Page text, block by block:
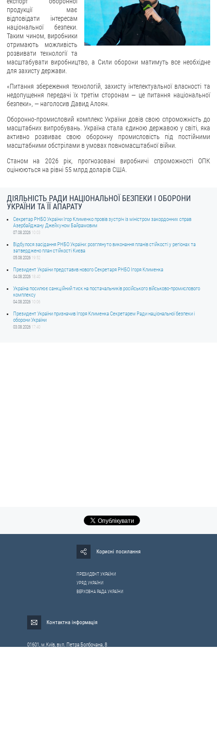
Публічні закупівлі
Внутрішній аудит
ДЕРЖАВНИЙ РЕЄСТР САНКЦІЙ
продукції має
відповідати інтересам
національної безпеки.
Таким чином, виробники
отримають можливість
розвивати технології та
масштабувати виробництво, а Сили оборони матимуть все необхідне
для захисту держави.
«Питання збереження технологій, захисту інтелектуальної власності та
недопущення передачі їх третім сторонам — це питання національної
безпеки», — наголосив Давид Алоян.
Оборонно-промисловий комплекс України довів свою спроможність до
масштабних випробувань. Україна стала єдиною державою у світі, яка
активно розвиває свою оборонну промисловість під постійними
масштабними обстрілами в умовах повномасштабної війни.
Станом на 2026 рік, прогнозовані виробничі спроможності ОПК
оцінюються на рівні 55 млрд доларів США.
ДІЯЛЬНІСТЬ РАДИ НАЦІОНАЛЬНОЇ БЕЗПЕКИ І ОБОРОНИ
УКРАЇНИ ТА ЇЇ АПАРАТУ
Секретар РНБО України Ігор Клименко провів зустріч із міністром закордонних справ
Азербайджану Джейхуном Байрамовим
07.08.2026 10:03
Відбулося засідання РНБО України: розглянуто виконання планів стійкості у регіонах та
затверджено план стійкості Києва
05.08.2026 19:52
Президент України представив нового Секретаря РНБО Ігоря Клименка
04.08.2026 18:40
Україна посилює санкційний тиск на постачальників російського військово-промислового
комплексу
04.08.2026 10:06
Президент України призначив Ігоря Клименка Секретарем Ради національної безпеки і
оборони України
03.08.2026 17:40
Корисні посилання
ПРЕЗИДЕНТ УКРАЇНИ
УРЯД УКРАЇНИ
ВЕРХОВНА РАДА УКРАЇНИ
Контактна інформація
01601, м.Київ, вул. Петра Болбочана, 8